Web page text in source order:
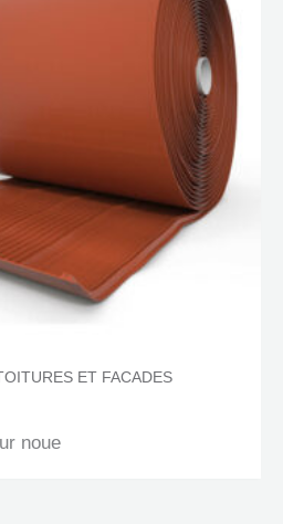
ET FACADES
noue